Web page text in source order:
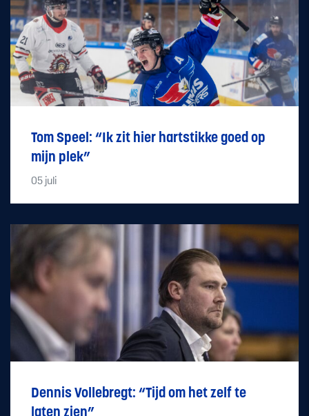
Tom Speel: “Ik zit hier hartstikke goed op
mijn plek”
05 juli
Dennis Vollebregt: “Tijd om het zelf te
laten zien”